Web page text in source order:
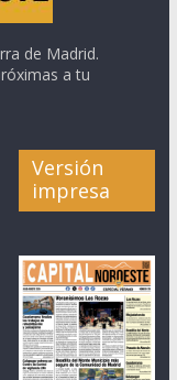
de Madrid.
a tu
Versión
impresa